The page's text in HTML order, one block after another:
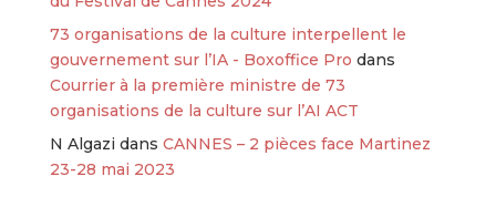
73 organisations de la culture interpellent le
gouvernement sur l’IA - Boxoffice Pro dans
Courrier à la première ministre de 73
organisations de la culture sur l’AI ACT
N Algazi dans CANNES – 2 pièces face Martinez
23-28 mai 2023